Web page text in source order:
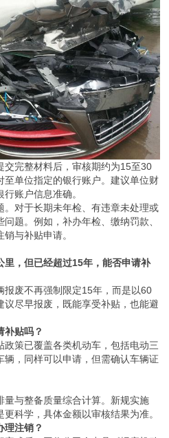
交完整材料后，审核期约为15至30
至单位指定的银行账户。建议单位财
账户信息准确。
。对于长期未年检、有违章未处理或
题。例如，补办年检、缴纳罚款、
与补贴申请。
里，但已经超过15年，能否申请补
报废不再强制限定15年，而是以60
尽早报废，既能享受补贴，也能避
补贴吗？
策已覆盖各类机动车，包括电动三
，同样可以申请，但需确认车辆证
量与整备质量综合计算。新规实施
科学，具体金额以审核结果为准。
理注销？